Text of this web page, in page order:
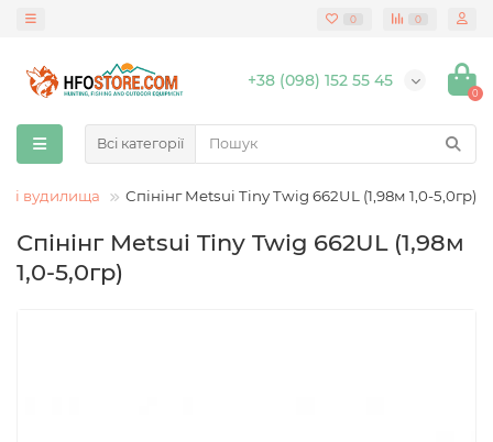
0 0
+38 (098) 152 55 45
0
Всі категорії
вудилища Спінінг Metsui Tiny Twig 662UL (1,98м 1,0-5,0гр)
Спінінг Metsui Tiny Twig 662UL (1,98м
1,0-5,0гр)